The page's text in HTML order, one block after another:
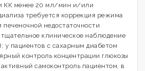
КК менее 20 мл/мин и/или
требуется коррекция режима
печеночной недостаточности
тщательное клиническое наблюдение
у пациентов с сахарным диабетом
контроль концентрации глюкозы
самоконтроль пациентом, в